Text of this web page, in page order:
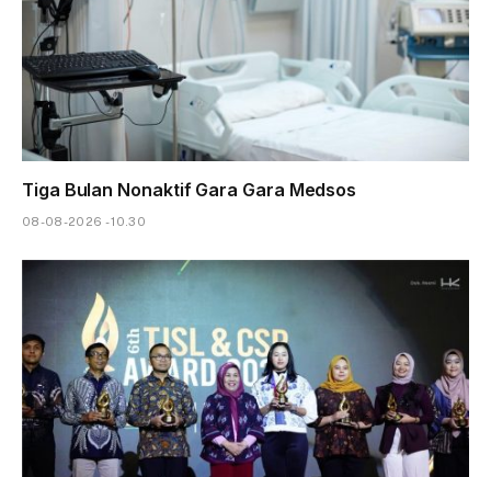
Tiga Bulan Nonaktif Gara Gara Medsos
08-08-2026 - 10.30